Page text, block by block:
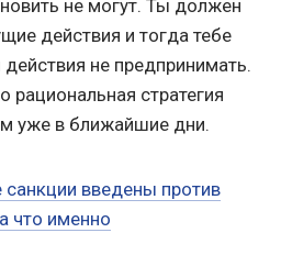
не могут. Ты должен
действия и тогда тебе
не предпринимать.
стратегия
уже в ближайшие дни.
санкции введены против
что именно